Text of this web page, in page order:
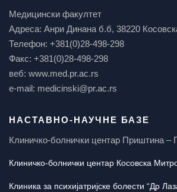
Медицински факултет
Адреса: Анри Динана б.б, 38220
Телефон: +381(0)28-498-298
Факс: +381(0)28-498-298
веб: www.med.pr.ac.rs
e-mail: medicinski@pr.ac.rs
НАСТАВНО-НАУЧНЕ БАЗЕ
Клиничко-болнички центар Приштина –
Клиничко-болнички центар Косовска
Клиника за психијатријске болести “Др